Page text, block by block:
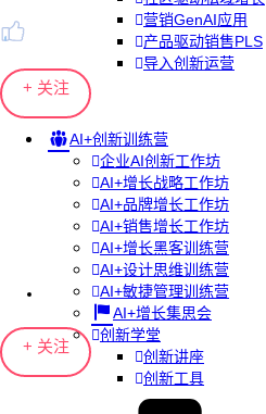
营销GenAI应用
产品驱动销售PLS
导入创新运营
AI+创新训练营
企业AI创新工作坊
AI+增长战略工作坊
AI+品牌增长工作坊
AI+销售增长工作坊
AI+增长黑客训练营
AI+设计思维训练营
AI+敏捷管理训练营
AI+增长集思会
创新学堂
创新讲座
创新工具
+ 关注
+ 关注